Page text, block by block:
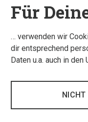
Für
… verwenden wir
dir entsprechend
Daten u.a. auch in
NICHT